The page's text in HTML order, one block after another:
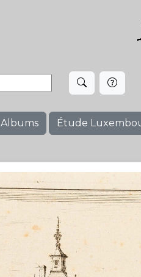
Albums Étude